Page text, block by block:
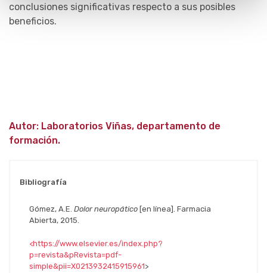
conclusiones significativas respecto a sus posibles
beneficios.
Autor: Laboratorios Viñas, departamento de
formación.
Bibliografía
Gómez, A.E. Dolor neuropático [en línea]. Farmacia
Abierta, 2015.
<https://www.elsevier.es/index.php?
p=revista&pRevista=pdf-
simple&pii=X0213932415915961>